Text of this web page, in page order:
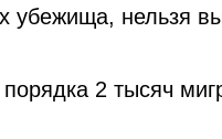
убежища, нельзя
2 тысяч